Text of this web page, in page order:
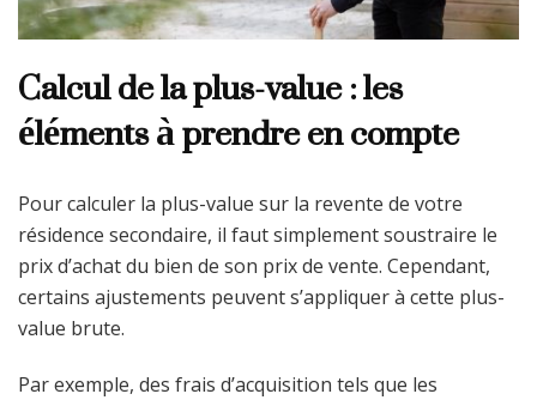
Calcul de la plus-value : les
éléments à prendre en compte
Pour calculer la plus-value sur la revente de votre
résidence secondaire, il faut simplement soustraire le
prix d’achat du bien de son prix de vente. Cependant,
certains ajustements peuvent s’appliquer à cette plus-
value brute.
Par exemple, des frais d’acquisition tels que les